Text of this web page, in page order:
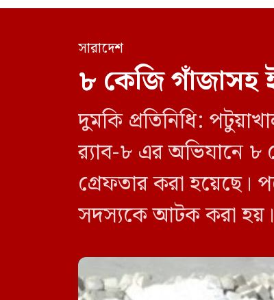
সারাদেশ
৮ কেজি গাঁজাসহ
দুমকি প্রতিনিধি:
র‍্যাব-৮ এর অভিযানে
গ্রেফতার করা হয়েছে।
সদস্যকে আটক করা হয়।